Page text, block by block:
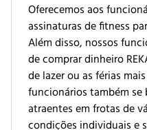
Oferecemos aos
assinaturas de fitness
Além disso, nossos
de comprar dinheiro
de lazer ou as férias
funcionários também
atraentes em frotas de
condições individuais e